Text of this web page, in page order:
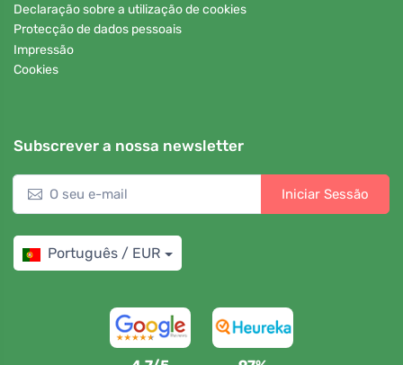
Declaração sobre a utilização de cookies
Protecção de dados pessoais
Impressão
Cookies
Subscrever a nossa newsletter
Iniciar Sessão
Português / EUR